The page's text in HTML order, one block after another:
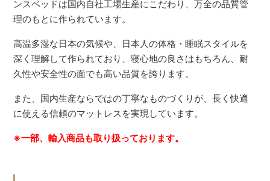
ンスベッドは国内自社工場生産にこだわり、万全の品質管
理のもとに作られています。
高温多湿な日本の気候や、日本人の体格・睡眠スタイルを
深く理解して作られており、寝心地の良さはもちろん、耐
久性や安全性の面でも高い品質を誇ります。
また、国内生産ならではの丁寧なものづくりが、長く快適
に使える信頼のマットレスを実現しています。
※一部、輸入商品も取り扱っております。